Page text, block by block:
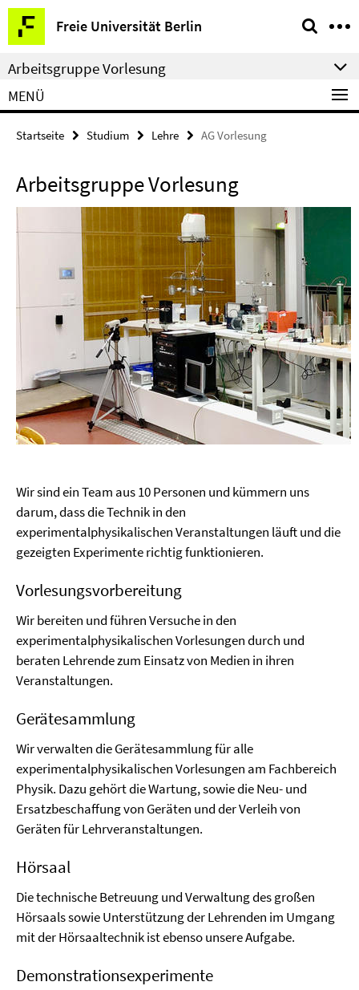
Springe
direkt
zu
Inhalt
Freie Universität Berlin
Service-
Navigation
Arbeitsgruppe Vorlesung
MENÜ
Startseite Studium Lehre AG Vorlesung
Arbeitsgruppe Vorlesung
Wir sind ein Team aus 10 Personen und kümmern uns
darum, dass die Technik in den
experimentalphysikalischen Veranstaltungen läuft und die
gezeigten Experimente richtig funktionieren.
Vorlesungsvorbereitung
Wir bereiten und führen Versuche in den
experimentalphysikalischen Vorlesungen durch und
beraten Lehrende zum Einsatz von Medien in ihren
Veranstaltungen.
Gerätesammlung
Wir verwalten die Gerätesammlung für alle
experimentalphysikalischen Vorlesungen am Fachbereich
Physik. Dazu gehört die Wartung, sowie die Neu- und
Ersatzbeschaffung von Geräten und der Verleih von
Geräten für Lehrveranstaltungen.
Hörsaal
Die technische Betreuung und Verwaltung des großen
Hörsaals sowie Unterstützung der Lehrenden im Umgang
mit der Hörsaaltechnik ist ebenso unsere Aufgabe.
Demonstrationsexperimente